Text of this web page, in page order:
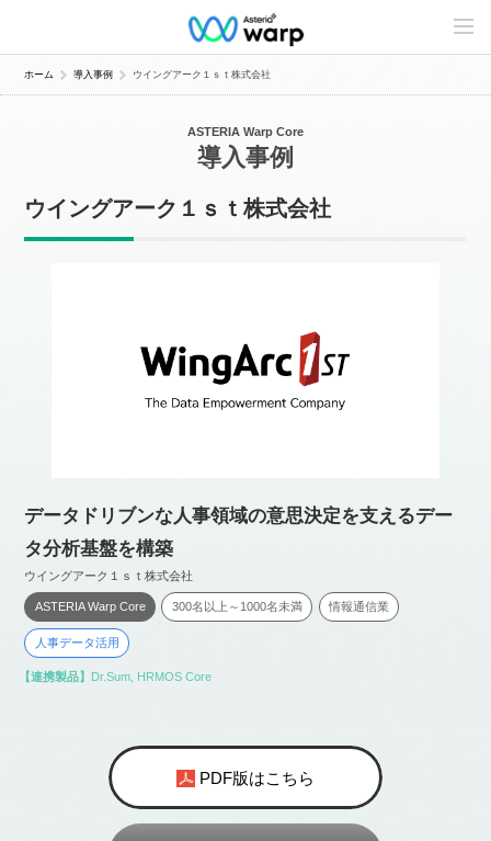
C
n
e
ホーム 導入事例 ウイングアーク１ｓｔ株式会社
ASTERIA Warp Core
導入事例
ウイングアーク１ｓｔ株式会社
データドリブンな人事領域の意思決定を支えるデー
タ分析基盤を構築
ウイングアーク１ｓｔ株式会社
ASTERIA Warp Core 300名以上～1000名未満 情報通信業
人事データ活用
【連携製品】 Dr.Sum, HRMOS Core
PDF版はこちら